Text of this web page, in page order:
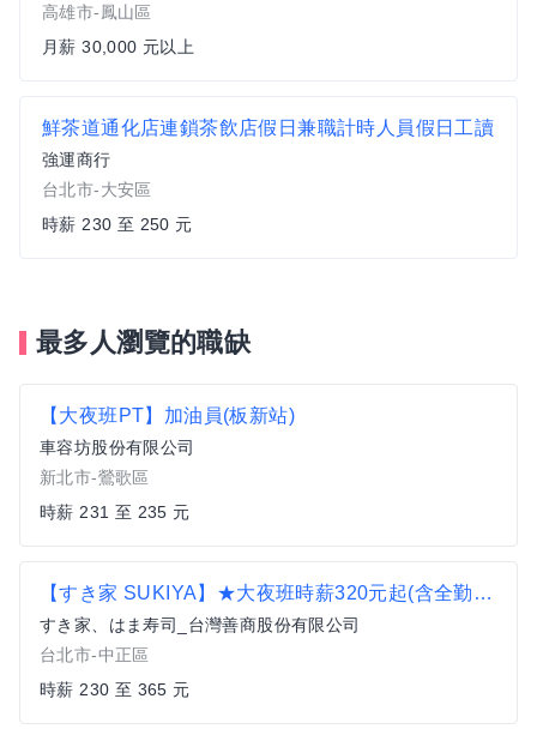
高雄市-鳳山區
月薪 30,000 元以上
鮮茶道通化店連鎖茶飲店假日兼職計時人員假日工讀
強運商行
台北市-大安區
時薪 230 至 250 元
最多人瀏覽的職缺
【大夜班PT】加油員(板新站)
車容坊股份有限公司
新北市-鶯歌區
時薪 231 至 235 元
【すき家 SUKIYA】★大夜班時薪320元起(含全勤津貼獎金)★ 台北站前店
すき家、はま寿司_台灣善商股份有限公司
台北市-中正區
時薪 230 至 365 元